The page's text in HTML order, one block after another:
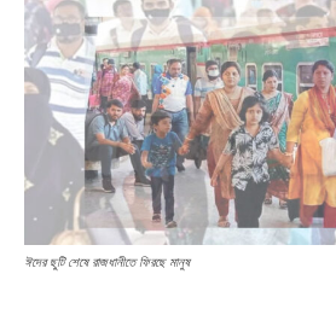
ঈদের ছুটি শেষে রাজধানীতে ফিরছে মানুষ